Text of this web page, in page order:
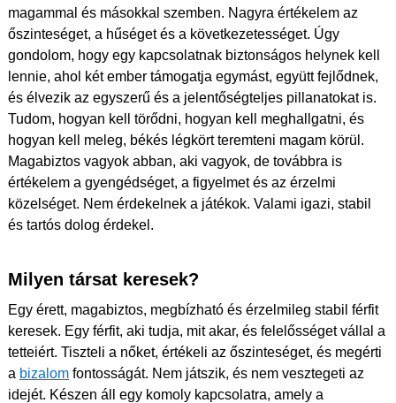
magammal és másokkal szemben. Nagyra értékelem az
őszinteséget, a hűséget és a következetességet. Úgy
gondolom, hogy egy kapcsolatnak biztonságos helynek kell
lennie, ahol két ember támogatja egymást, együtt fejlődnek,
és élvezik az egyszerű és a jelentőségteljes pillanatokat is.
Tudom, hogyan kell törődni, hogyan kell meghallgatni, és
hogyan kell meleg, békés légkört teremteni magam körül.
Magabiztos vagyok abban, aki vagyok, de továbbra is
értékelem a gyengédséget, a figyelmet és az érzelmi
közelséget. Nem érdekelnek a játékok. Valami igazi, stabil
és tartós dolog érdekel.
Milyen társat keresek?
Egy érett, magabiztos, megbízható és érzelmileg stabil férfit
keresek. Egy férfit, aki tudja, mit akar, és felelősséget vállal a
tetteiért. Tiszteli a nőket, értékeli az őszinteséget, és megérti
a bizalom fontosságát. Nem játszik, és nem vesztegeti az
idejét. Készen áll egy komoly kapcsolatra, amely a